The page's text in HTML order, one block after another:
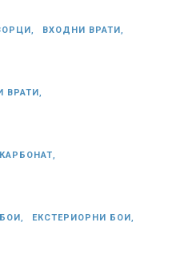
ВХОДНИ ВРАТИ,
ВРАТИ,
ЕКСТЕРИОРНИ БОИ,